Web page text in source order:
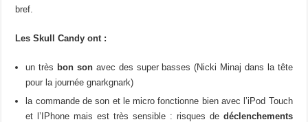
bref.
Les Skull Candy ont :
un très bon sonavec des super basses (Nicki Minaj dans la tête
pour la journée gnarkgnark)
la commande de son et le micro fonctionne bien avec l’iPod Touch
et l’IPhone mais est très sensible : risques de déclenchements